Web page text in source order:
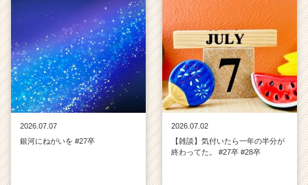
2026.07.07
銀河にねがいを #27卒
2026.07.02
【雑談】気付いたら一年の半分が
終わってた。 #27卒 #28卒